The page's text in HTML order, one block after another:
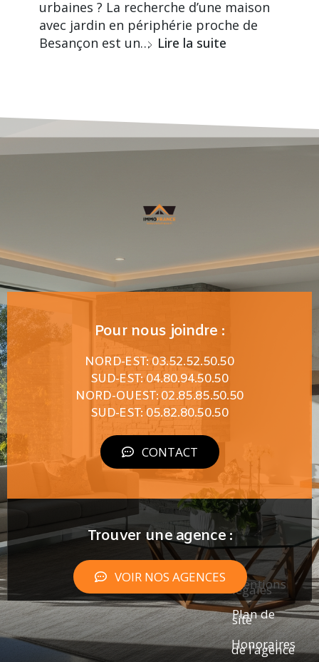
urbaines ? La recherche d’une maison
avec jardin en périphérie proche de
Besançon est un… Lire la suite
Pour nous joindre :
NORD-EST: 03.52.52.50.50
SUD-EST: 04.80.94.50.50
NORD-OUEST: 02.85.85.50.50
SUD-EST: 05.82.80.50.50
CONTACT
Trouver une agence :
VOIR NOS AGENCES Mentions
légales
Plan de
site
Honoraires
de l’agence